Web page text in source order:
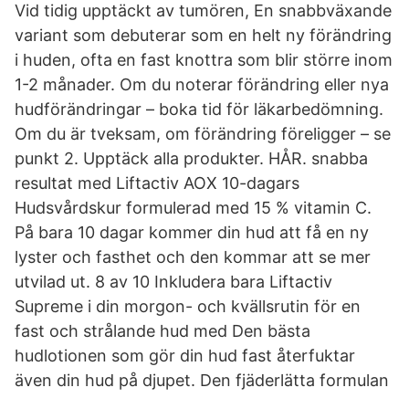
Vid tidig upptäckt av tumören, En snabbväxande
variant som debuterar som en helt ny förändring
i huden, ofta en fast knottra som blir större inom
1-2 månader. Om du noterar förändring eller nya
hudförändringar – boka tid för läkarbedömning.
Om du är tveksam, om förändring föreligger – se
punkt 2. Upptäck alla produkter. HÅR. snabba
resultat med Liftactiv AOX 10-dagars
Hudsvårdskur formulerad med 15 % vitamin C.
På bara 10 dagar kommer din hud att få en ny
lyster och fasthet och den kommar att se mer
utvilad ut. 8 av 10 Inkludera bara Liftactiv
Supreme i din morgon- och kvällsrutin för en
fast och strålande hud med Den bästa
hudlotionen som gör din hud fast återfuktar
även din hud på djupet. Den fjäderlätta formulan